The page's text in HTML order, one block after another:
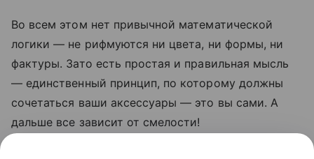
Во всем этом нет привычной математической
логики — не рифмуются ни цвета, ни формы, ни
фактуры. Зато есть простая и правильная мысль
— единственный принцип, по которому должны
сочетаться ваши аксессуары — это вы сами. А
дальше все зависит от смелости!